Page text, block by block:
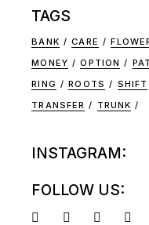
TAGS
BANK CARE
MONEY
OPTION
RING
ROOTS SHIFT
TRANSFER
TRUNK
INSTAGRAM:
FOLLOW US: